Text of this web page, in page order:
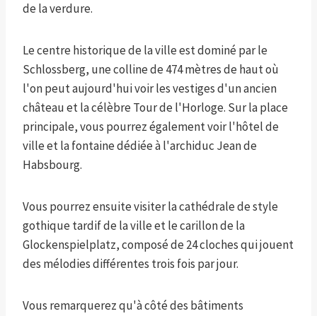
de la verdure.
Le centre historique de la ville est dominé par le
Schlossberg, une colline de 474 mètres de haut où
l'on peut aujourd'hui voir les vestiges d'un ancien
château et la célèbre Tour de l'Horloge. Sur la place
principale, vous pourrez également voir l'hôtel de
ville et la fontaine dédiée à l'archiduc Jean de
Habsbourg.
Vous pourrez ensuite visiter la cathédrale de style
gothique tardif de la ville et le carillon de la
Glockenspielplatz, composé de 24 cloches qui jouent
des mélodies différentes trois fois par jour.
Vous remarquerez qu'à côté des bâtiments